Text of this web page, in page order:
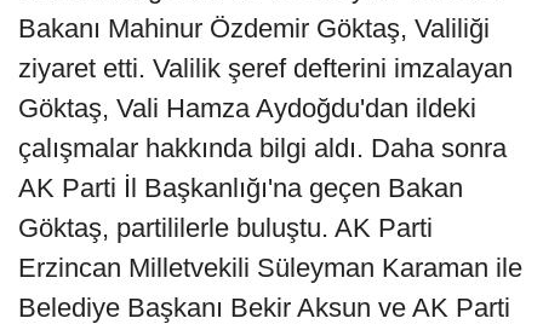
Bakanı Mahinur Özdemir Göktaş, Valiliği
ziyaret etti. Valilik şeref defterini imzalayan
Göktaş, Vali Hamza Aydoğdu'dan ildeki
çalışmalar hakkında bilgi aldı. Daha sonra
AK Parti İl Başkanlığı'na geçen Bakan
Göktaş, partililerle buluştu. AK Parti
Erzincan Milletvekili Süleyman Karaman ile
Belediye Başkanı Bekir Aksun ve AK Parti